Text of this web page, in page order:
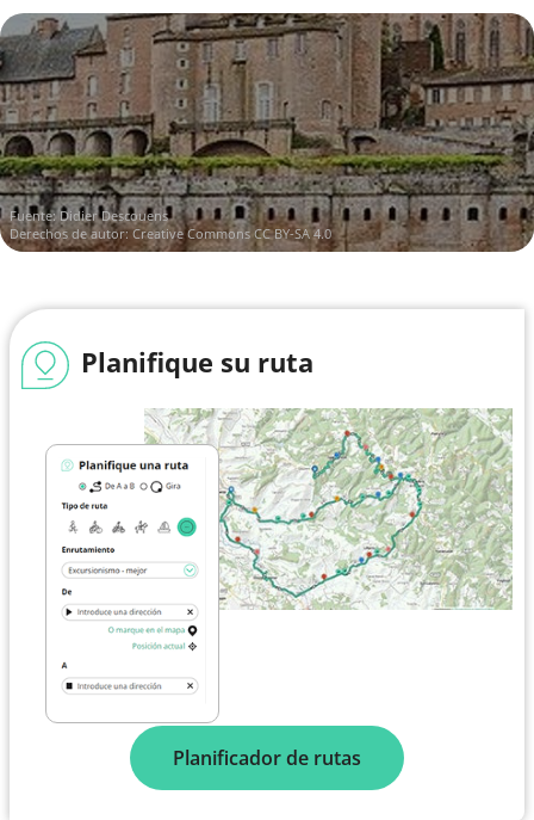
Fuente: Didier Descouens
Derechos de autor:Creative Commons CC BY-SA 4.0
Planifique su ruta
Planificador de rutas